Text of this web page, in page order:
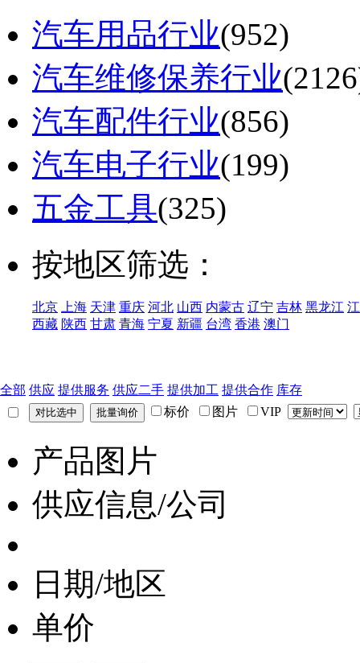
汽车用品行业(952)
汽车维修保养行业
汽车配件行业(856)
汽车电子行业(199)
五金工具(325)
按地区筛选：
北京 上海 天津 重庆 河北 山西 内蒙古 辽宁 吉林 黑龙江
西藏 陕西 甘肃 青海 宁夏 新疆 台湾 香港 澳门
全部 供应 提供服务 供应二手 提供加工 提供合作 库存
标价
图片 VIP
产品图片
供应信息/公司
日期/地区
单价